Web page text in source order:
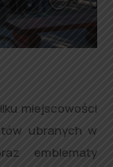
miejscowości
ubranych w
emblematy